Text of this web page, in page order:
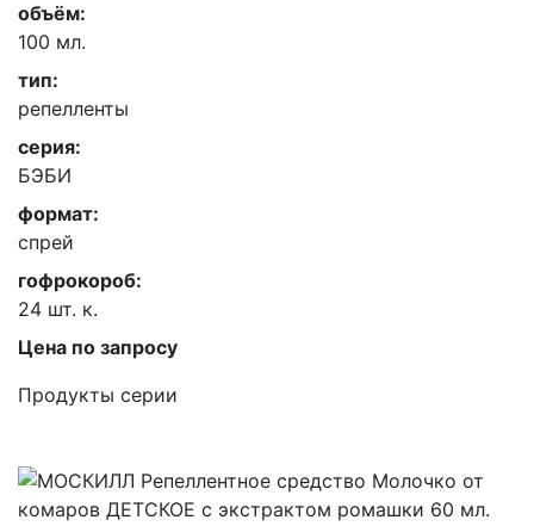
объём:
100 мл.
тип:
репелленты
серия:
БЭБИ
формат:
спрей
гофрокороб:
24 шт. к.
Цена по запросу
Продукты серии